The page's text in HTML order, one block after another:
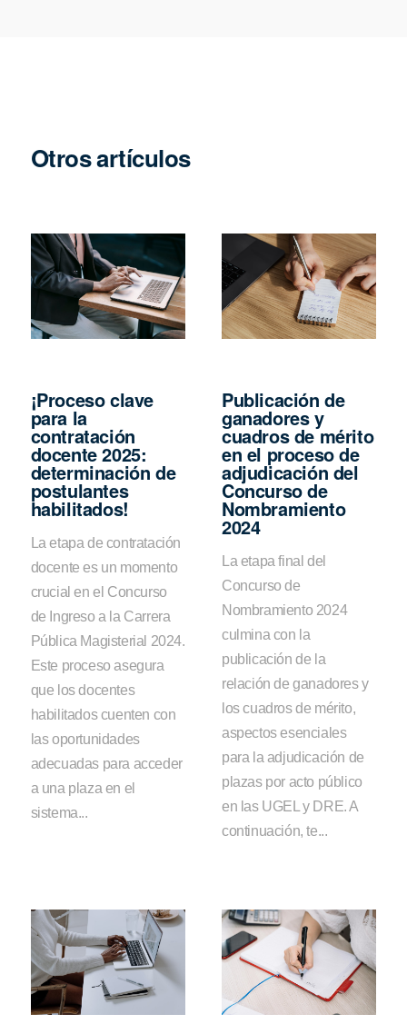
Otros artículos
¡Proceso clave
para la
contratación
docente 2025:
determinación de
postulantes
habilitados!
La etapa de contratación
docente es un momento
crucial en el Concurso
de Ingreso a la Carrera
Pública Magisterial 2024.
Este proceso asegura
que los docentes
habilitados cuenten con
las oportunidades
adecuadas para acceder
a una plaza en el
sistema...
Publicación de
ganadores y
cuadros de mérito
en el proceso de
adjudicación del
Concurso de
Nombramiento
2024
La etapa final del
Concurso de
Nombramiento 2024
culmina con la
publicación de la
relación de ganadores y
los cuadros de mérito,
aspectos esenciales
para la adjudicación de
plazas por acto público
en las UGEL y DRE. A
continuación, te...